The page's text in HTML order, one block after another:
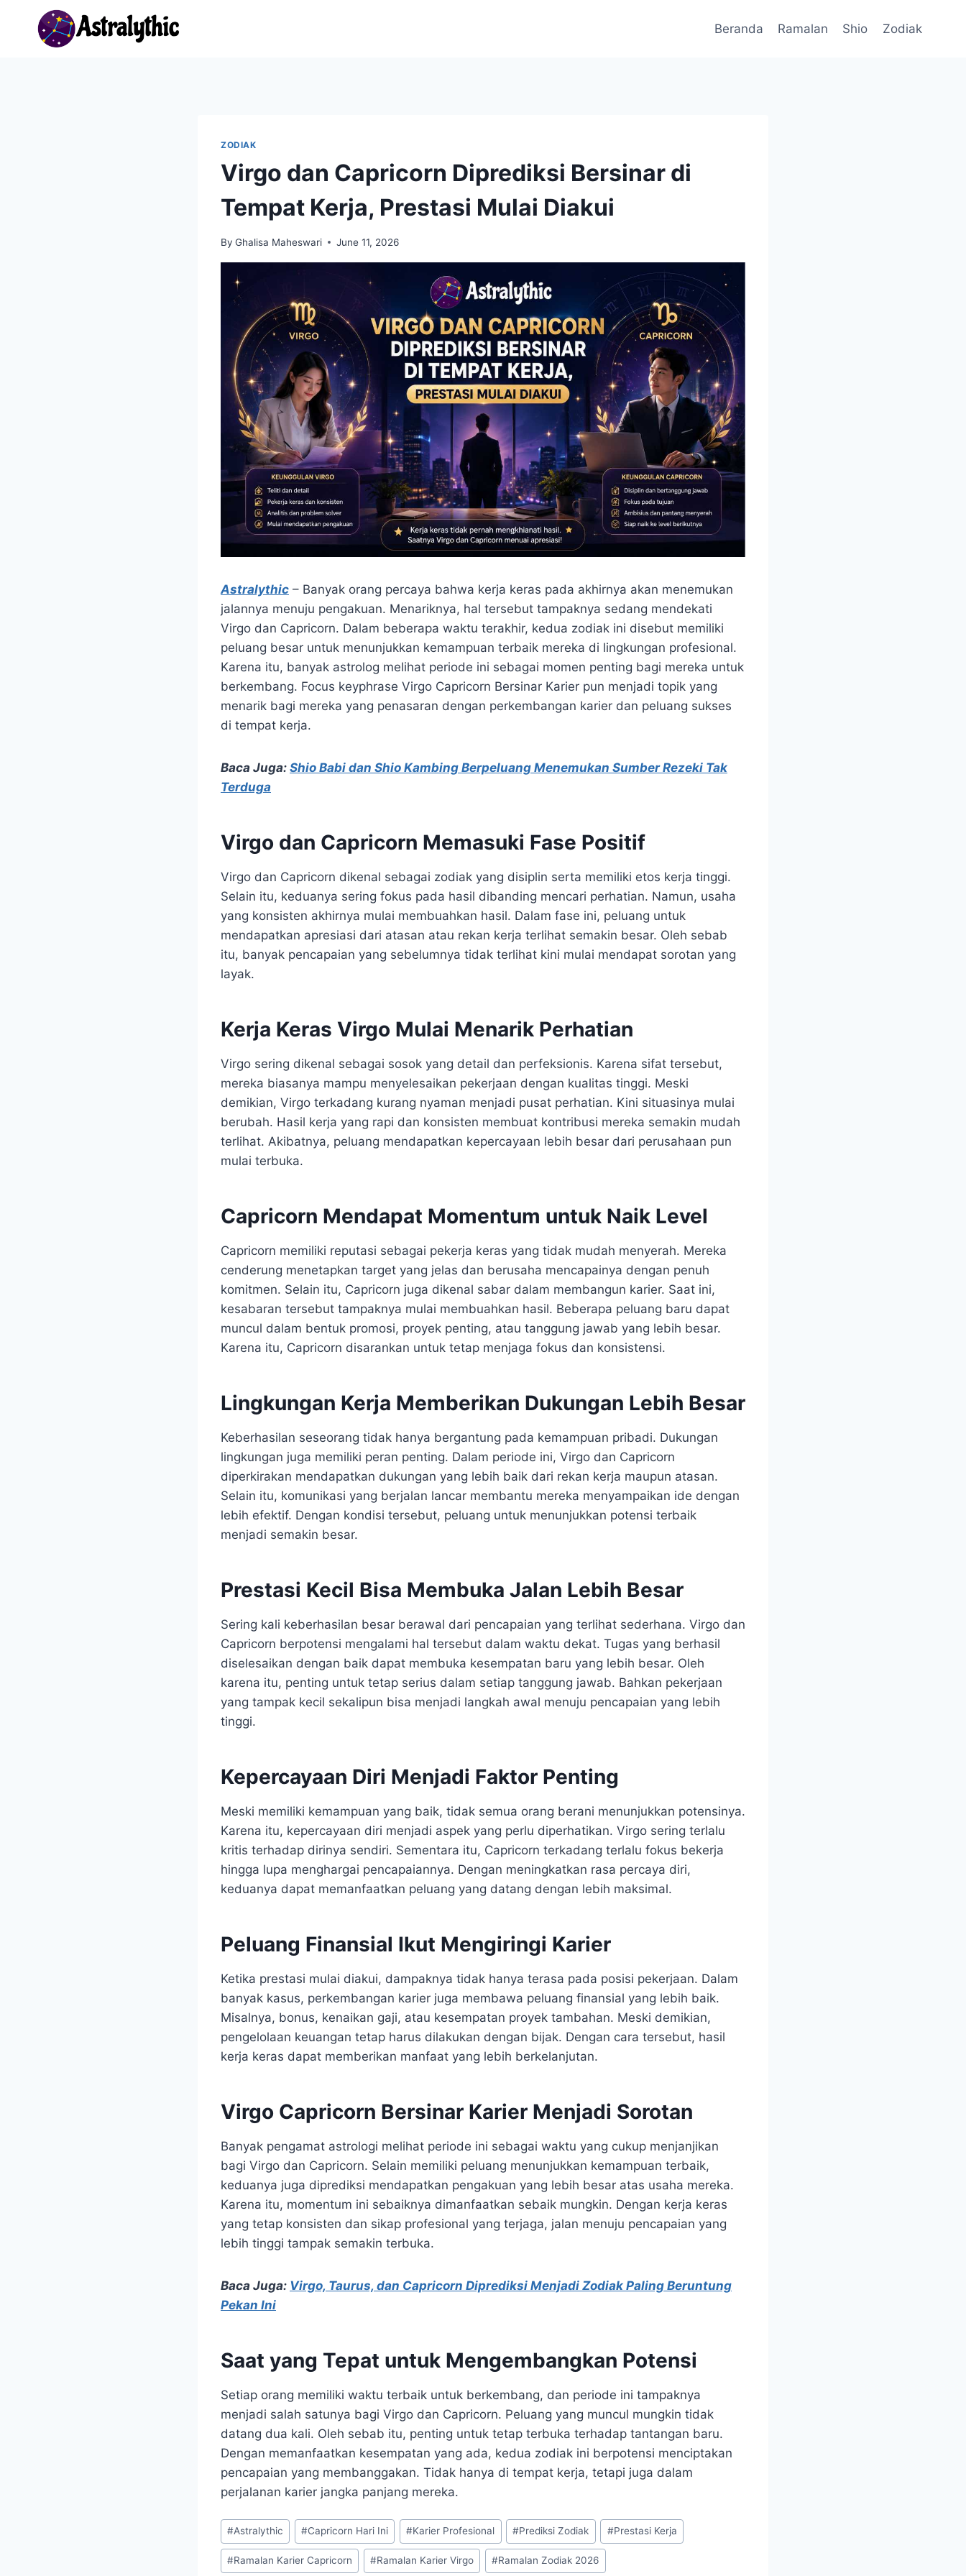
Beranda Ramalan Shio Zodiak
ZODIAK
Virgo dan Capricorn Diprediksi Bersinar di
Tempat Kerja, Prestasi Mulai Diakui
By Ghalisa Maheswari June 11, 2026
Astralythic – Banyak orang percaya bahwa kerja keras pada akhirnya akan menemukan
jalannya menuju pengakuan. Menariknya, hal tersebut tampaknya sedang mendekati
Virgo dan Capricorn. Dalam beberapa waktu terakhir, kedua zodiak ini disebut memiliki
peluang besar untuk menunjukkan kemampuan terbaik mereka di lingkungan profesional.
Karena itu, banyak astrolog melihat periode ini sebagai momen penting bagi mereka untuk
berkembang. Focus keyphrase Virgo Capricorn Bersinar Karier pun menjadi topik yang
menarik bagi mereka yang penasaran dengan perkembangan karier dan peluang sukses
di tempat kerja.
Baca Juga: Shio Babi dan Shio Kambing Berpeluang Menemukan Sumber Rezeki Tak
Terduga
Virgo dan Capricorn Memasuki Fase Positif
Virgo dan Capricorn dikenal sebagai zodiak yang disiplin serta memiliki etos kerja tinggi.
Selain itu, keduanya sering fokus pada hasil dibanding mencari perhatian. Namun, usaha
yang konsisten akhirnya mulai membuahkan hasil. Dalam fase ini, peluang untuk
mendapatkan apresiasi dari atasan atau rekan kerja terlihat semakin besar. Oleh sebab
itu, banyak pencapaian yang sebelumnya tidak terlihat kini mulai mendapat sorotan yang
layak.
Kerja Keras Virgo Mulai Menarik Perhatian
Virgo sering dikenal sebagai sosok yang detail dan perfeksionis. Karena sifat tersebut,
mereka biasanya mampu menyelesaikan pekerjaan dengan kualitas tinggi. Meski
demikian, Virgo terkadang kurang nyaman menjadi pusat perhatian. Kini situasinya mulai
berubah. Hasil kerja yang rapi dan konsisten membuat kontribusi mereka semakin mudah
terlihat. Akibatnya, peluang mendapatkan kepercayaan lebih besar dari perusahaan pun
mulai terbuka.
Capricorn Mendapat Momentum untuk Naik Level
Capricorn memiliki reputasi sebagai pekerja keras yang tidak mudah menyerah. Mereka
cenderung menetapkan target yang jelas dan berusaha mencapainya dengan penuh
komitmen. Selain itu, Capricorn juga dikenal sabar dalam membangun karier. Saat ini,
kesabaran tersebut tampaknya mulai membuahkan hasil. Beberapa peluang baru dapat
muncul dalam bentuk promosi, proyek penting, atau tanggung jawab yang lebih besar.
Karena itu, Capricorn disarankan untuk tetap menjaga fokus dan konsistensi.
Lingkungan Kerja Memberikan Dukungan Lebih Besar
Keberhasilan seseorang tidak hanya bergantung pada kemampuan pribadi. Dukungan
lingkungan juga memiliki peran penting. Dalam periode ini, Virgo dan Capricorn
diperkirakan mendapatkan dukungan yang lebih baik dari rekan kerja maupun atasan.
Selain itu, komunikasi yang berjalan lancar membantu mereka menyampaikan ide dengan
lebih efektif. Dengan kondisi tersebut, peluang untuk menunjukkan potensi terbaik
menjadi semakin besar.
Prestasi Kecil Bisa Membuka Jalan Lebih Besar
Sering kali keberhasilan besar berawal dari pencapaian yang terlihat sederhana. Virgo dan
Capricorn berpotensi mengalami hal tersebut dalam waktu dekat. Tugas yang berhasil
diselesaikan dengan baik dapat membuka kesempatan baru yang lebih besar. Oleh
karena itu, penting untuk tetap serius dalam setiap tanggung jawab. Bahkan pekerjaan
yang tampak kecil sekalipun bisa menjadi langkah awal menuju pencapaian yang lebih
tinggi.
Kepercayaan Diri Menjadi Faktor Penting
Meski memiliki kemampuan yang baik, tidak semua orang berani menunjukkan potensinya.
Karena itu, kepercayaan diri menjadi aspek yang perlu diperhatikan. Virgo sering terlalu
kritis terhadap dirinya sendiri. Sementara itu, Capricorn terkadang terlalu fokus bekerja
hingga lupa menghargai pencapaiannya. Dengan meningkatkan rasa percaya diri,
keduanya dapat memanfaatkan peluang yang datang dengan lebih maksimal.
Peluang Finansial Ikut Mengiringi Karier
Ketika prestasi mulai diakui, dampaknya tidak hanya terasa pada posisi pekerjaan. Dalam
banyak kasus, perkembangan karier juga membawa peluang finansial yang lebih baik.
Misalnya, bonus, kenaikan gaji, atau kesempatan proyek tambahan. Meski demikian,
pengelolaan keuangan tetap harus dilakukan dengan bijak. Dengan cara tersebut, hasil
kerja keras dapat memberikan manfaat yang lebih berkelanjutan.
Virgo Capricorn Bersinar Karier Menjadi Sorotan
Banyak pengamat astrologi melihat periode ini sebagai waktu yang cukup menjanjikan
bagi Virgo dan Capricorn. Selain memiliki peluang menunjukkan kemampuan terbaik,
keduanya juga diprediksi mendapatkan pengakuan yang lebih besar atas usaha mereka.
Karena itu, momentum ini sebaiknya dimanfaatkan sebaik mungkin. Dengan kerja keras
yang tetap konsisten dan sikap profesional yang terjaga, jalan menuju pencapaian yang
lebih tinggi tampak semakin terbuka.
Baca Juga: Virgo, Taurus, dan Capricorn Diprediksi Menjadi Zodiak Paling Beruntung
Pekan Ini
Saat yang Tepat untuk Mengembangkan Potensi
Setiap orang memiliki waktu terbaik untuk berkembang, dan periode ini tampaknya
menjadi salah satunya bagi Virgo dan Capricorn. Peluang yang muncul mungkin tidak
datang dua kali. Oleh sebab itu, penting untuk tetap terbuka terhadap tantangan baru.
Dengan memanfaatkan kesempatan yang ada, kedua zodiak ini berpotensi menciptakan
pencapaian yang membanggakan. Tidak hanya di tempat kerja, tetapi juga dalam
perjalanan karier jangka panjang mereka.
Post
Tags:
#Astralythic #Capricorn Hari Ini #Karier Profesional #Prediksi Zodiak #Prestasi Kerja
#Ramalan Karier Capricorn #Ramalan Karier Virgo #Ramalan Zodiak 2026